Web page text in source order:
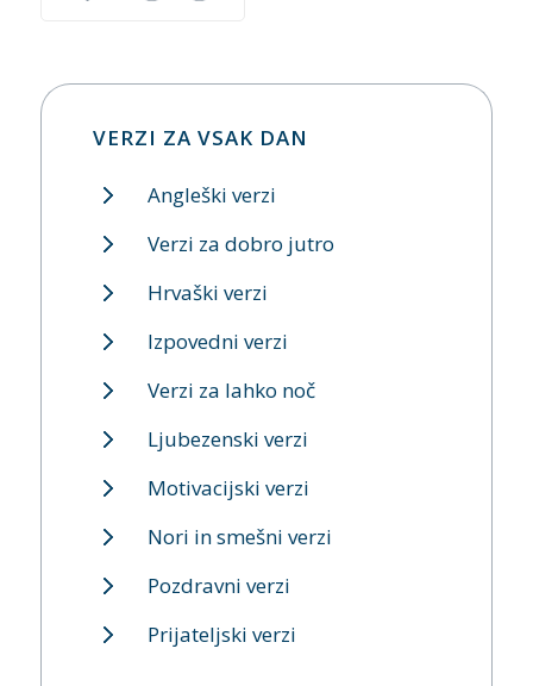
VERZI ZA VSAK DAN
Angleški verzi
Verzi za dobro jutro
Hrvaški verzi
Izpovedni verzi
Verzi za lahko noč
Ljubezenski verzi
Motivacijski verzi
Nori in smešni verzi
Pozdravni verzi
Prijateljski verzi